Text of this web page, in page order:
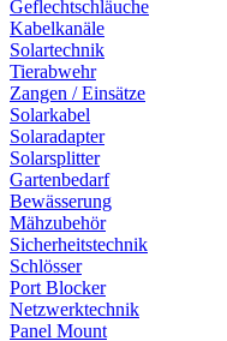
Geflechtschläuche
Kabelkanäle
Solartechnik
Tierabwehr
Zangen / Einsätze
Solarkabel
Solaradapter
Solarsplitter
Gartenbedarf
Bewässerung
Mähzubehör
Sicherheitstechnik
Schlösser
Port Blocker
Netzwerktechnik
Panel Mount